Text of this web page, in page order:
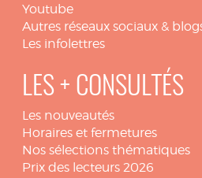
Youtube
Autres réseaux sociaux &
Les infolettres
LES + CONSULTÉS
Les nouveautés
Horaires et fermetures
Nos sélections thématiques
Prix des lecteurs 2026